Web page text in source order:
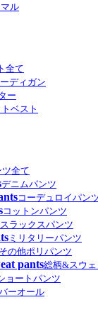
ル
全て
ディガン
ー
ベスト
全て
デニムパンツ
コーデュロイパン
コットンパンツ
スラックスパンツ
ミリタリーパンツ
その他ポリパンツ
pants総柄&スウ
ョートパンツ
ーオール